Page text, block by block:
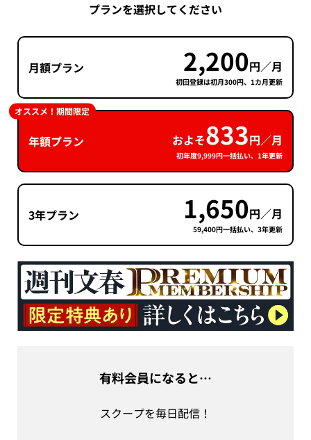
プランを選択してください
月額プラン 2,200円／月
初回登録は初月300円、1カ月更新
年額プラン およそ833円／月
初年度9,999円一括払い、1年更新
オススメ！期間限定
3年プラン 1,650円／月
59,400円一括払い、3年更新
有料会員になると…
スクープを毎日配信！